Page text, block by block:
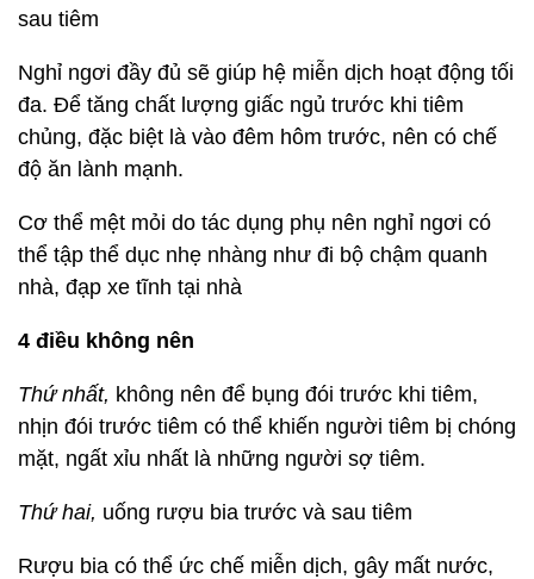
sau tiêm
Nghỉ ngơi đầy đủ sẽ giúp hệ miễn dịch hoạt động tối
đa. Để tăng chất lượng giấc ngủ trước khi tiêm
chủng, đặc biệt là vào đêm hôm trước, nên có chế
độ ăn lành mạnh.
Cơ thể mệt mỏi do tác dụng phụ nên nghỉ ngơi có
thể tập thể dục nhẹ nhàng như đi bộ chậm quanh
nhà, đạp xe tĩnh tại nhà
4 điều không nên
Thứ nhất, không nên để bụng đói trước khi tiêm,
nhịn đói trước tiêm có thể khiến người tiêm bị chóng
mặt, ngất xỉu nhất là những người sợ tiêm.
Thứ hai, uống rượu bia trước và sau tiêm
Rượu bia có thể ức chế miễn dịch, gây mất nước,